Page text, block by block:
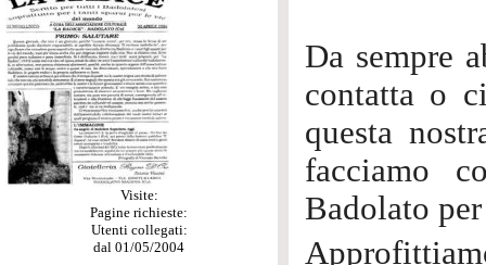
Visite:
Pagine richieste:
Utenti collegati:
dal 01/05/2004
Da sempre
contatta o
questa
facciamo
Badolato